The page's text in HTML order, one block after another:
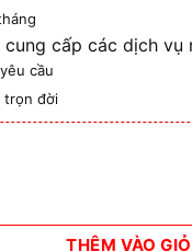
cấp các dịch vụ
cầu
trọn đời
Siemens số lượng
THÊM VÀO